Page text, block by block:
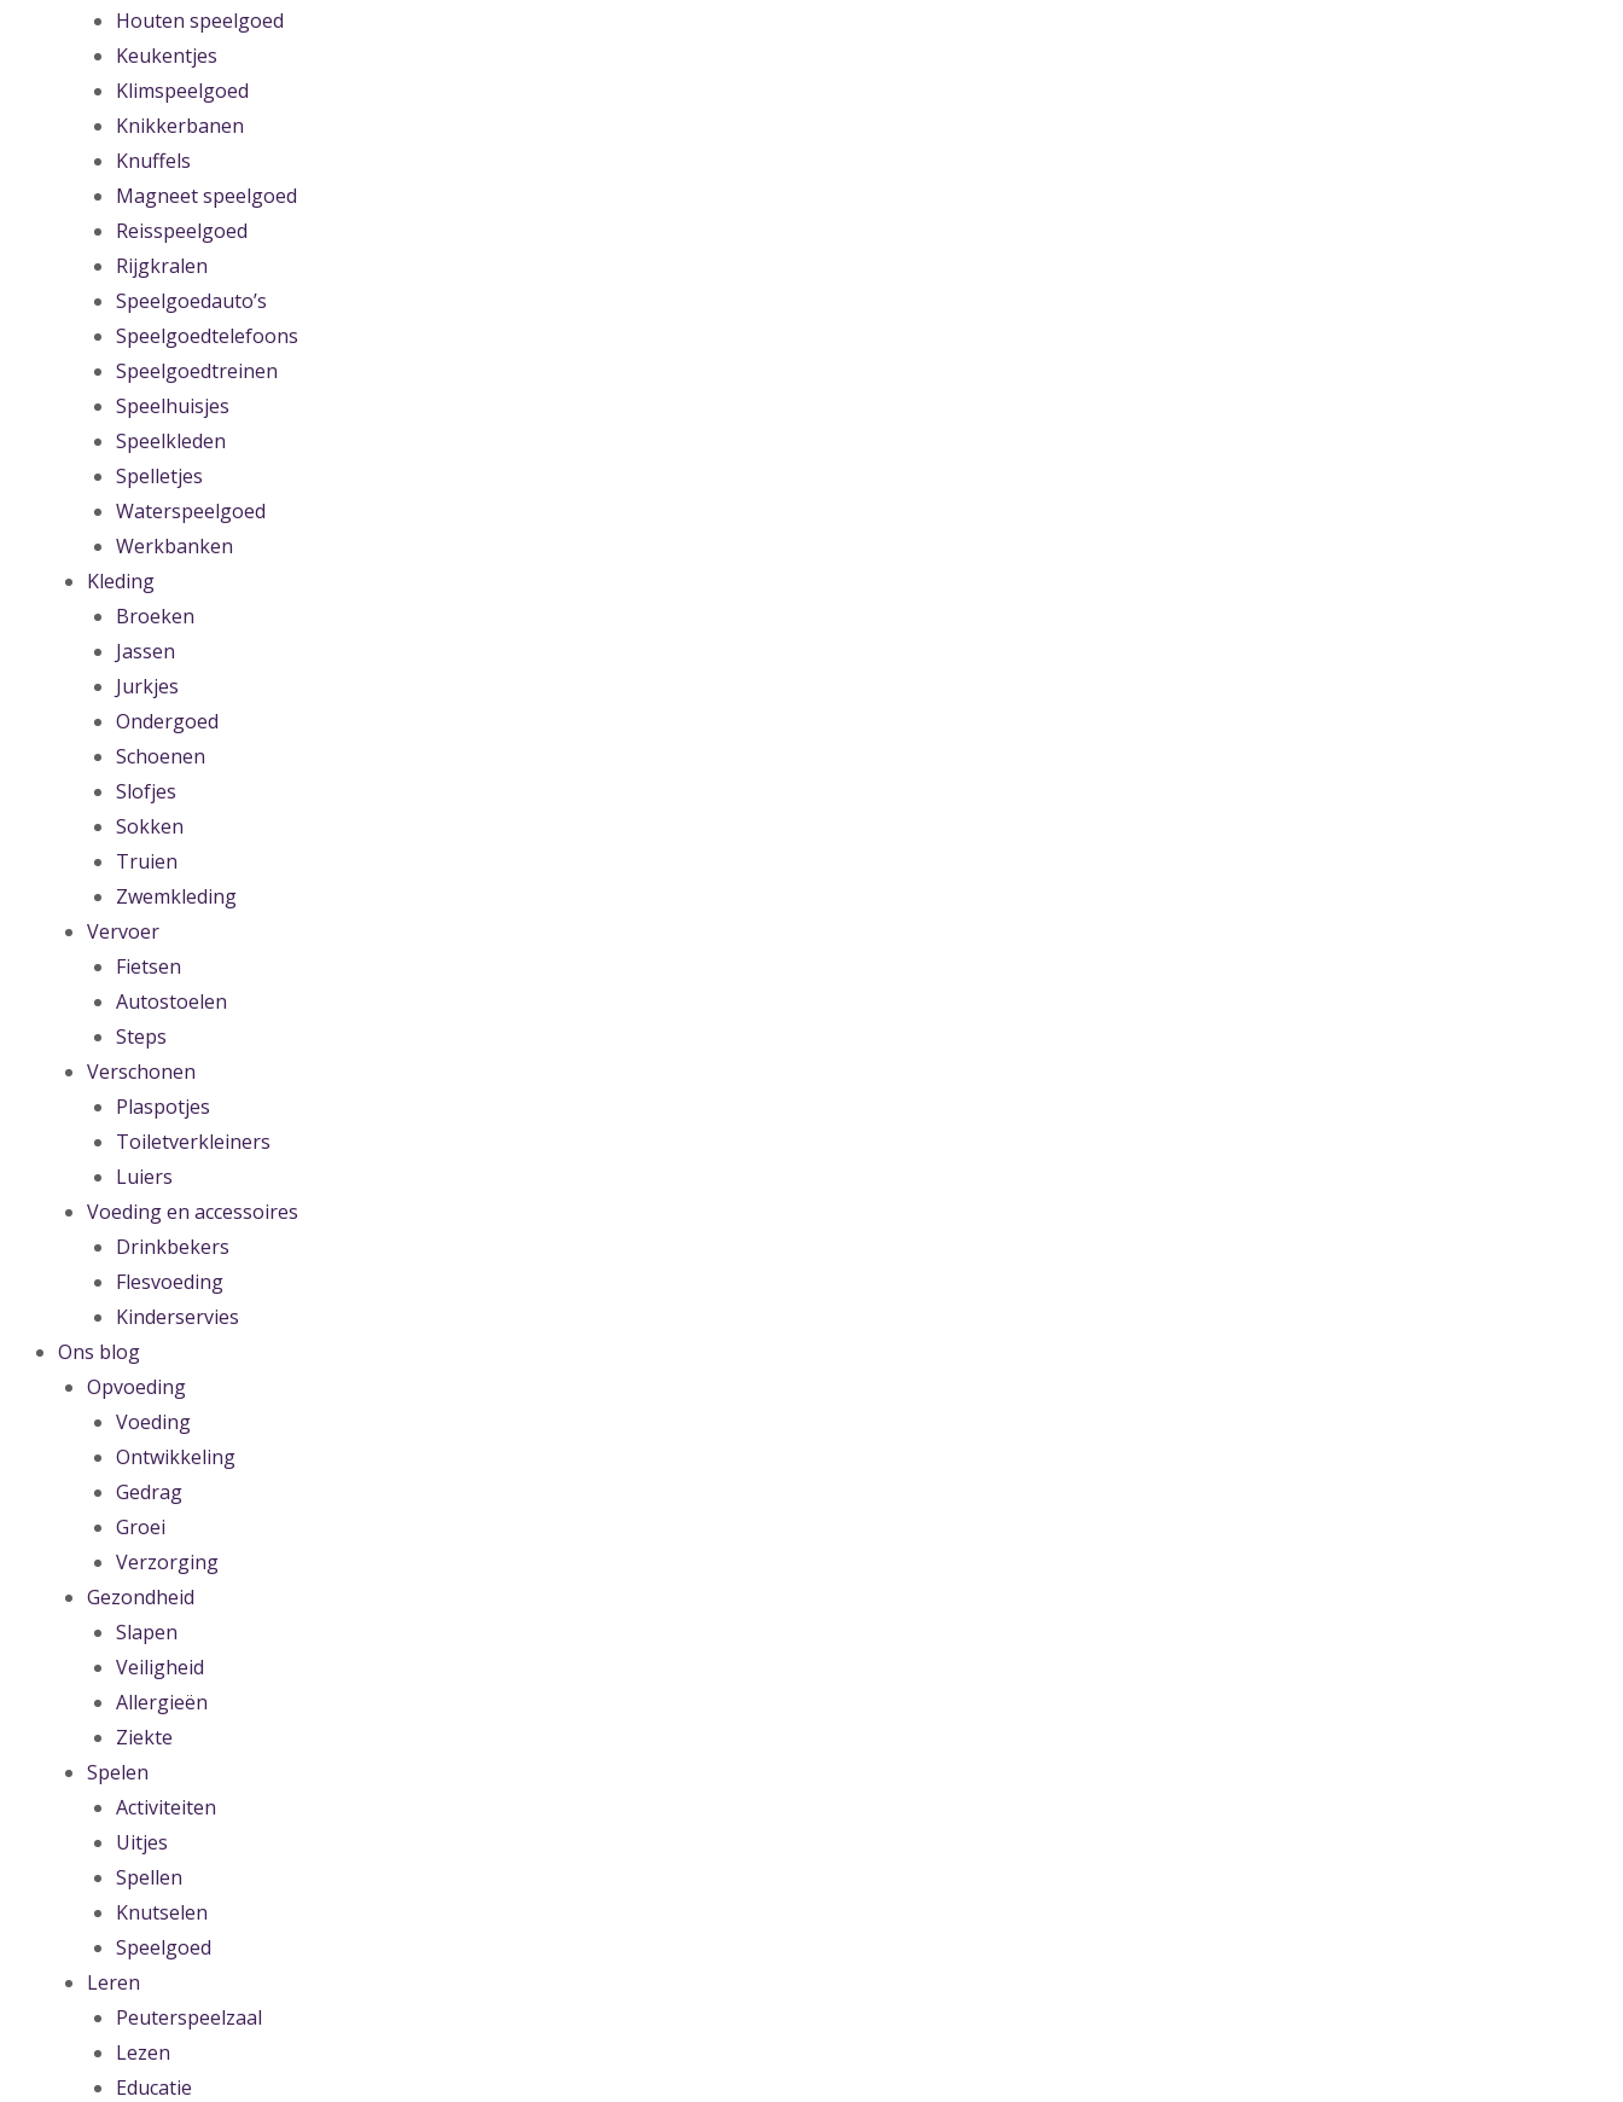
Houten speelgoed
Keukentjes
Klimspeelgoed
Knikkerbanen
Knuffels
Magneet speelgoed
Reisspeelgoed
Rijgkralen
Speelgoedauto’s
Speelgoedtelefoons
Speelgoedtreinen
Speelhuisjes
Speelkleden
Spelletjes
Waterspeelgoed
Werkbanken
Kleding
Broeken
Jassen
Jurkjes
Ondergoed
Schoenen
Slofjes
Sokken
Truien
Zwemkleding
Vervoer
Fietsen
Autostoelen
Steps
Verschonen
Plaspotjes
Toiletverkleiners
Luiers
Voeding en accessoires
Drinkbekers
Flesvoeding
Kinderservies
Ons blog
Opvoeding
Voeding
Ontwikkeling
Gedrag
Groei
Verzorging
Gezondheid
Slapen
Veiligheid
Allergieën
Ziekte
Spelen
Activiteiten
Uitjes
Spellen
Knutselen
Speelgoed
Leren
Peuterspeelzaal
Lezen
Educatie